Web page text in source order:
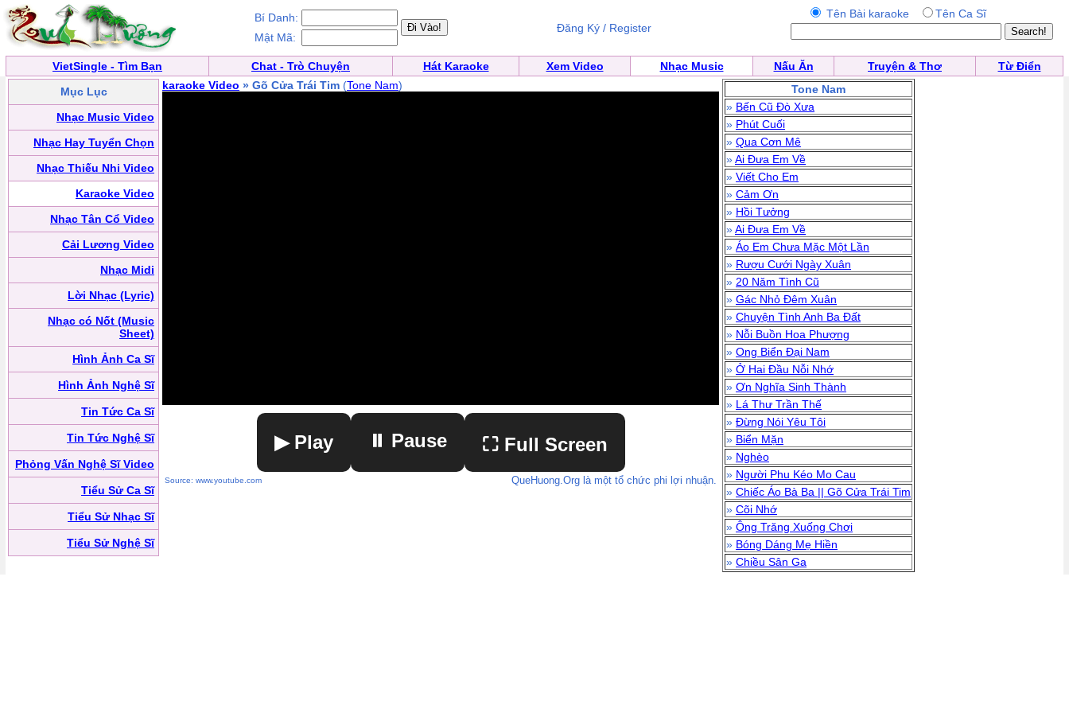
Bí Danh:
Mật Mã:
Đăng Ký / Register
Tên Bài karaoke Tên Ca Sĩ
VietSingle - Tìm Bạn Chat - Trò Chuyện Hát Karaoke Xem Video Nhạc Music Nấu Ăn Truyện & Thơ
Từ Điển
Mục Lục
Nhạc Music Video
Nhạc Hay Tuyển Chọn
Nhạc Thiếu Nhi Video
Karaoke Video
Nhạc Tân Cổ Video
Cải Lương Video
Nhạc Midi
Lời Nhạc (Lyric)
Nhạc có Nốt (Music
Sheet)
Hình Ảnh Ca Sĩ
Hình Ảnh Nghệ Sĩ
Tin Tức Ca Sĩ
Tin Tức Nghệ Sĩ
Phỏng Vấn Nghệ Sĩ Video
Tiểu Sử Ca Sĩ
Tiểu Sử Nhạc Sĩ
Tiểu Sử Nghệ Sĩ
karaoke Video » Gõ Cửa Trái Tim (Tone Nam)
▶ Play ⏸ Pause ⛶ Full Screen
Source: www.youtube.com QueHuong.Org là một tổ chức phi lợi nhuận.
Tone Nam
» Bến Cũ Đò Xưa
» Phút Cuối
» Qua Cơn Mê
»Ai Đưa Em Về
» Viết Cho Em
» Cảm Ơn
» Hồi Tưởng
»Ai Đưa Em Về
» Áo Em Chưa Mặc Một Lần
» Rượu Cưới Ngày Xuân
» 20 Năm Tình Cũ
» Gác Nhỏ Đêm Xuân
» Chuyện Tình Anh Ba Đất
» Nỗi Buồn Hoa Phượng
» Ong Biển Đại Nam
» Ở Hai Đầu Nỗi Nhớ
» Ơn Nghĩa Sinh Thành
» Lá Thư Trần Thế
» Đừng Nói Yêu Tôi
» Biển Mặn
» Nghèo
» Người Phu Kéo Mo Cau
» Chiếc Áo Bà Ba || Gõ Cửa Trái Tim
» Cõi Nhớ
» Ông Trăng Xuống Chơi
» Bóng Dáng Mẹ Hiền
» Chiều Sân Ga